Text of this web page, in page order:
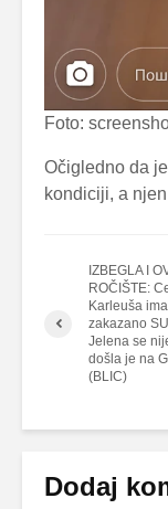
Foto:
Očigledno da
kondiciji, a
IZBEGLA I
ROČIŠTE:
Karleuša
zakazano
Jelena se
došla je na
(BLIC)
Dodaj